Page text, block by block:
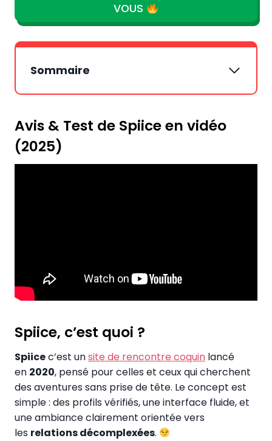
VOUS
Sommaire
Avis & Test de Spiice en vidéo
(2025)
Spiice, c’est quoi ?
Spiicec’est unsite de rencontre coquin lancé
en 2020, pensé pour celles et ceux qui cherchent
des aventures sans prise de tête. Le concept est
simple : des profils vérifiés, une interface fluide, et
une ambiance clairement orientée vers
les relations décomplexées.